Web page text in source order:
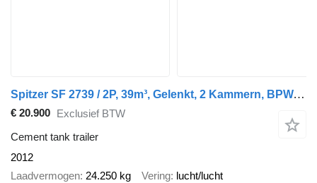
Spitzer SF 2739 / 2P, 39m³, Gelenkt, 2 Kammern, BPW, ZSA
€ 20.900 Exclusief BTW
Cement tank trailer
2012
Laadvermogen 24.250 kg Vering lucht/lucht